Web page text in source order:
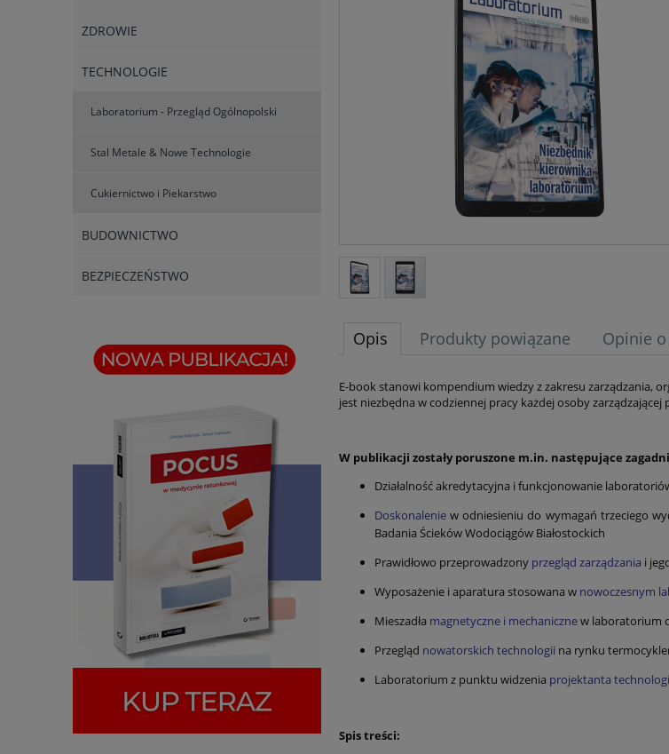
ZDROWIE
TECHNOLOGIE
Laboratorium - Przegląd Ogólnopolski
Stal Metale & Nowe Technologie
Cukiernictwo i Piekarstwo
BUDOWNICTWO
BEZPIECZEŃSTWO
Opis Produkty powiązane Opinie
E-book stanowi kompendium wiedzy z zakresu zarządzania,
jest niezbędna w codziennej pracy każdej osoby
W publikacji zostały poruszone m.in. następujące
Działalność akredytacyjna i funkcjonowanie
Doskonalenie w odniesieniu do wymagań trzeciego
Badania Ścieków Wodociągów Białostockich
Prawidłowo przeprowadzony przegląd zarządzania i
Wyposażenie i aparatura stosowana w nowoczesnym
Mieszadła magnetyczne i mechanicznew laboratorium
Przegląd nowatorskich technologii na rynku
Laboratorium z punktu widzenia projektanta
Spis treści: